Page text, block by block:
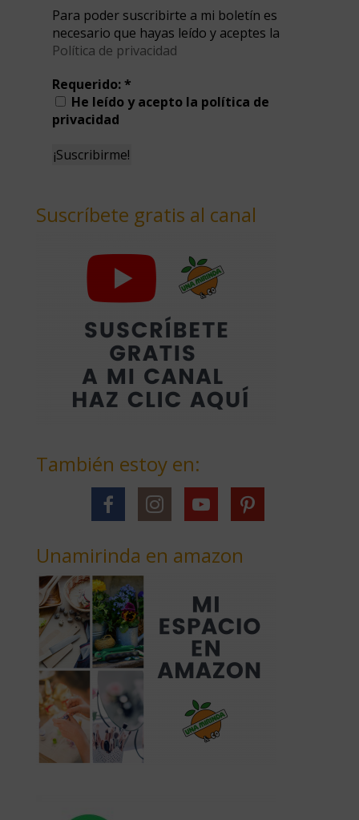
Para poder suscribirte a mi boletín es
necesario que hayas leído y aceptes la
Política de privacidad
Requerido:*
He leído y acepto la política de
privacidad
Suscríbete gratis al canal
También estoy en:
Unamirinda en amazon